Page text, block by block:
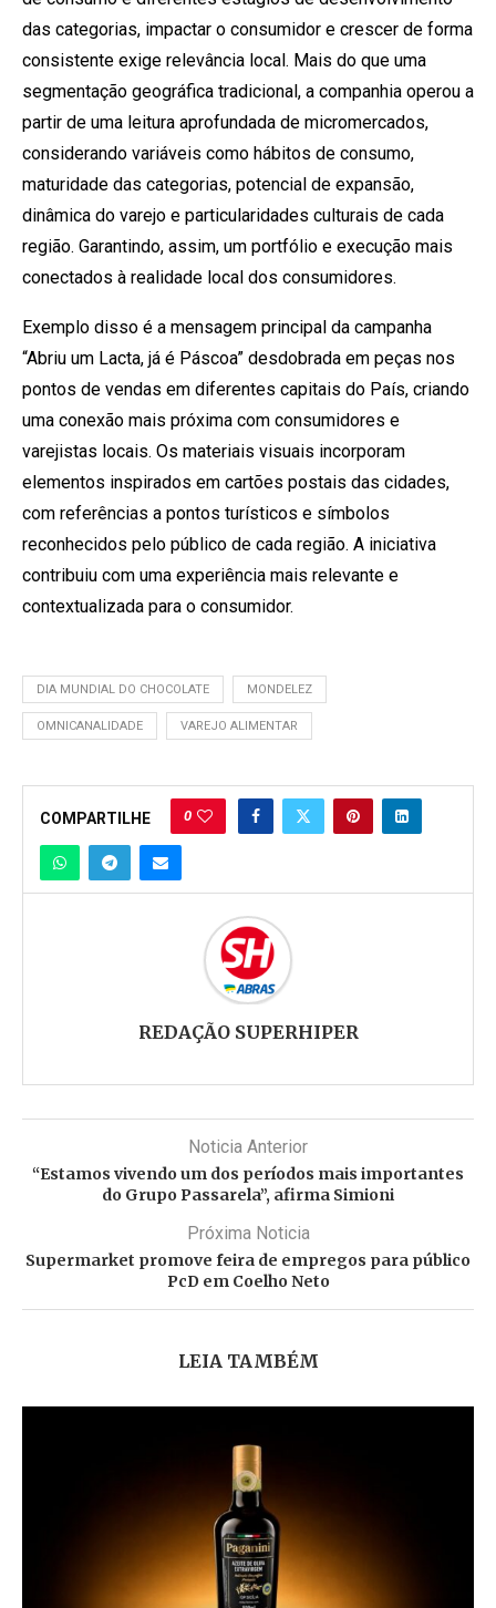
das categorias, impactar o consumidor e crescer de forma
consistente exige relevância local. Mais do que uma
segmentação geográfica tradicional, a companhia operou a
partir de uma leitura aprofundada de micromercados,
considerando variáveis como hábitos de consumo,
maturidade das categorias, potencial de expansão,
dinâmica do varejo e particularidades culturais de cada
região. Garantindo, assim, um portfólio e execução mais
conectados à realidade local dos consumidores.
Exemplo disso é a mensagem principal da campanha
“Abriu um Lacta, já é Páscoa” desdobrada em peças nos
pontos de vendas em diferentes capitais do País, criando
uma conexão mais próxima com consumidores e
varejistas locais. Os materiais visuais incorporam
elementos inspirados em cartões postais das cidades,
com referências a pontos turísticos e símbolos
reconhecidos pelo público de cada região. A iniciativa
contribuiu com uma experiência mais relevante e
contextualizada para o consumidor.
DIA MUNDIAL DO CHOCOLATE MONDELEZ
OMNICANALIDADE VAREJO ALIMENTAR
COMPARTILHE 0
REDAÇÃO SUPERHIPER
Noticia Anterior
“Estamos vivendo um dos períodos mais importantes
do Grupo Passarela”, afirma Simioni
Próxima Noticia
Supermarket promove feira de empregos para público
PcD em Coelho Neto
LEIA TAMBÉM